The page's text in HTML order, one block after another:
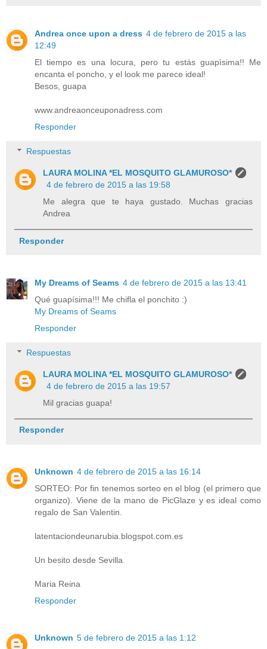
Andrea once upon a dress 4 de febrero de 2015 a las
12:49
El tiempo es una locura, pero tu estás guapìsima!! Me
encanta el poncho, y el look me parece ideal!
Besos, guapa
www.andreaonceuponadress.com
Responder
Respuestas
LAURA MOLINA *EL MOSQUITO GLAMUROSO*
4 de febrero de 2015 a las 19:58
Me alegra que te haya gustado. Muchas gracias
Andrea
Responder
My Dreams of Seams 4 de febrero de 2015 a las 13:41
Qué guapísima!!! Me chifla el ponchito :)
My Dreams of Seams
Responder
Respuestas
LAURA MOLINA *EL MOSQUITO GLAMUROSO*
4 de febrero de 2015 a las 19:57
Mil gracias guapa!
Responder
Unknown 4 de febrero de 2015 a las 16:14
SORTEO: Por fin tenemos sorteo en el blog (el primero que
organizo). Viene de la mano de PicGlaze y es ideal como
regalo de San Valentin.
latentaciondeunarubia.blogspot.com.es
Un besito desde Sevilla.
Maria Reina
Responder
Unknown 5 de febrero de 2015 a las 1:12